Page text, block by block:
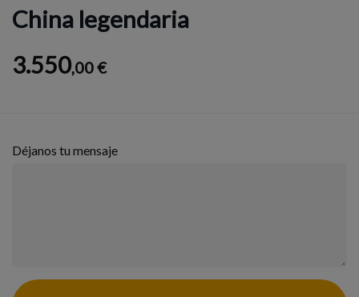
China legendaria
3.550,00 €
Déjanos tu mensaje